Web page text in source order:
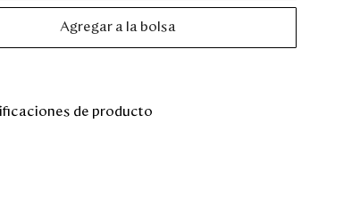
Agregar a la bolsa
de producto